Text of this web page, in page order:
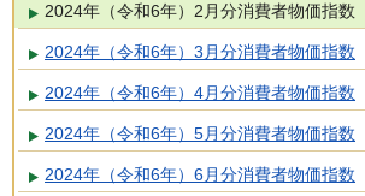
2024年（令和6年）2月分消費者物価指数
2024年（令和6年）3月分消費者物価指数
2024年（令和6年）4月分消費者物価指数
2024年（令和6年）5月分消費者物価指数
2024年（令和6年）6月分消費者物価指数